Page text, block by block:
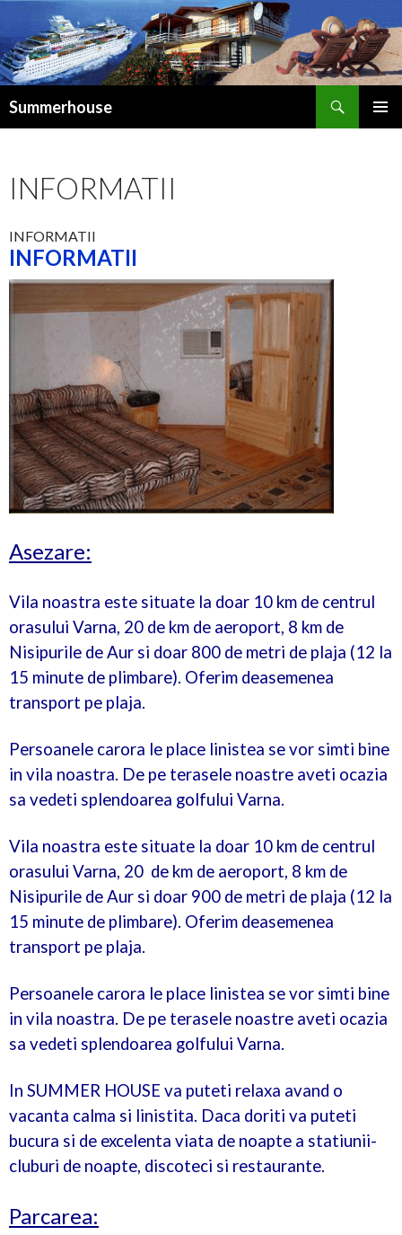
Summerhouse
INFORMATII
INFORMATII
INFORMATII
Asezare:
Vila noastra este situate la doar 10 km de centrul
orasului Varna, 20 de km de aeroport, 8 km de
Nisipurile de Aur si doar 800 de metri de plaja (12 la
15 minute de plimbare). Oferim deasemenea
transport pe plaja.
Persoanele carora le place linistea se vor simti bine
in vila noastra. De pe terasele noastre aveti ocazia
sa vedeti splendoarea golfului Varna.
Vila noastra este situate la doar 10 km de centrul
orasului Varna, 20 de km de aeroport, 8 km de
Nisipurile de Aur si doar 900 de metri de plaja (12 la
15 minute de plimbare). Oferim deasemenea
transport pe plaja.
Persoanele carora le place linistea se vor simti bine
in vila noastra. De pe terasele noastre aveti ocazia
sa vedeti splendoarea golfului Varna.
In SUMMER HOUSE va puteti relaxa avand o
vacanta calma si linistita. Daca doriti va puteti
bucura si de excelenta viata de noapte a statiunii-
cluburi de noapte, discoteci si restaurante.
Parcarea: